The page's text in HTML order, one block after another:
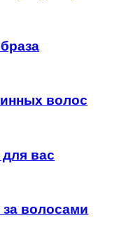
волос
вас
волосами